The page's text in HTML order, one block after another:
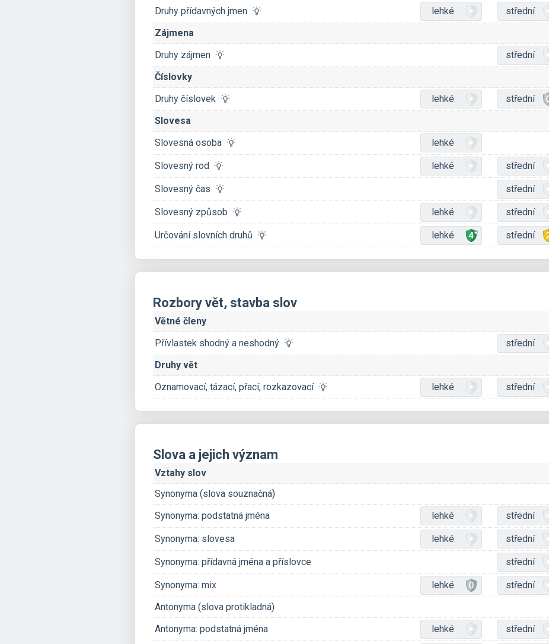
Druhy přídavných jmen
lehké
střední
Zájmena
Druhy zájmen
střední
Číslovky
Druhy číslovek
lehké
střední
Slovesa
Slovesná osoba
lehké
Slovesný rod lehké střední
Slovesný čas střední
Slovesný způsob lehké střední
Určování slovních druhů lehké střední
Rozbory vět, stavba slov
Větné členy
Přívlastek shodný a neshodný
střední
Druhy vět
Oznamovací, tázací, přací, rozkazovací
lehké střední
Slova a jejich význam
Vztahy slov
Synonyma (slova souznačná)
Synonyma: podstatná jména
lehké střední
Synonyma: slovesa lehké střední
Synonyma: přídavná jména a příslovce střední
Synonyma: mix lehké
střední
Antonyma (slova protikladná)
Antonyma: podstatná jména
lehké střední